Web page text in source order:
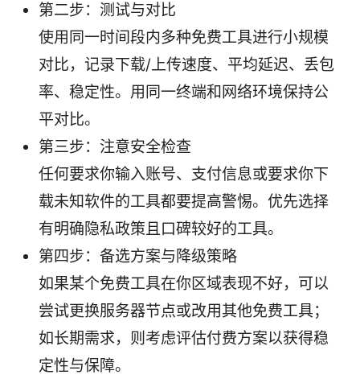
第二步：测试与对比
使用同一时间段内多种免费工具进行小规模
对比，记录下载/上传速度、平均延迟、丢包
率、稳定性。用同一终端和网络环境保持公
平对比。
第三步：注意安全检查
任何要求你输入账号、支付信息或要求你下
载未知软件的工具都要提高警惕。优先选择
有明确隐私政策且口碑较好的工具。
第四步：备选方案与降级策略
如果某个免费工具在你区域表现不好，可以
尝试更换服务器节点或改用其他免费工具；
如长期需求，则考虑评估付费方案以获得稳
定性与保障。